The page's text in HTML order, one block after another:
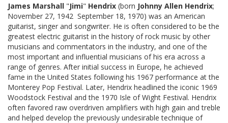
James Marshall "Jimi" Hendrix (born Johnny Allen Hendrix;
November 27, 1942  September 18, 1970) was an American
guitarist, singer and songwriter. He is often considered to be the
greatest electric guitarist in the history of rock music by other
musicians and commentators in the industry, and one of the
most important and influential musicians of his era across a
range of genres. After initial success in Europe, he achieved
fame in the United States following his 1967 performance at the
Monterey Pop Festival. Later, Hendrix headlined the iconic 1969
Woodstock Festival and the 1970 Isle of Wight Festival. Hendrix
often favored raw overdriven amplifiers with high gain and treble
and helped develop the previously undesirable technique of